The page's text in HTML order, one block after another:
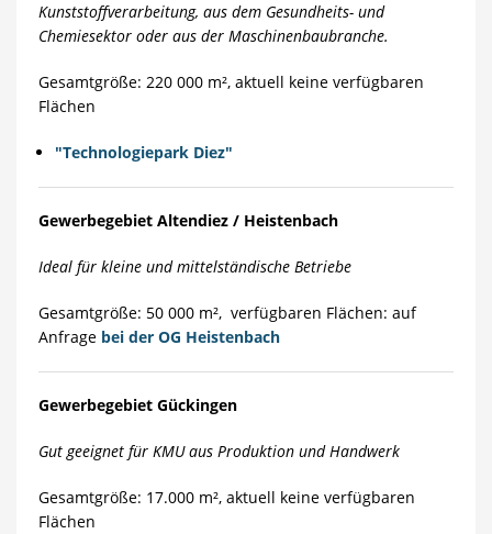
Kunststoffverarbeitung, aus dem Gesundheits- und
Chemiesektor oder aus der Maschinenbaubranche.
Gesamtgröße: 220 000 m², aktuell keine verfügbaren
Flächen
"Technologiepark Diez"
Gewerbegebiet Altendiez / Heistenbach
Ideal für kleine und mittelständische Betriebe
Gesamtgröße: 50 000 m², verfügbaren Flächen: auf
Anfrage bei der OG Heistenbach
Gewerbegebiet Gückingen
Gut geeignet für KMU aus Produktion und Handwerk
Gesamtgröße: 17.000 m², aktuell keine verfügbaren
Flächen